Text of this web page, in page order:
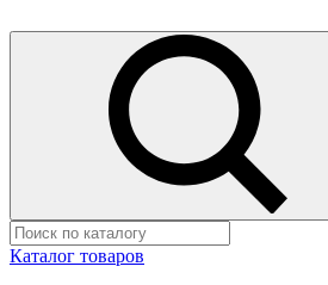
Каталог товаров